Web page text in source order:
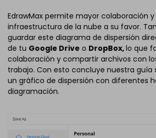
EdrawMax permite mayor colaboración y
infraestructura de la nube a su favor.
guardar este diagrama de dispersión
de tu Google Drive o DropBox,lo que
colaboración y compartir archivos con
trabajo. Con esto concluye nuestra guía
un gráfico de dispersión con diferentes
diagramación.